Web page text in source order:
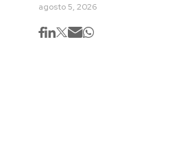
agosto 5, 2026